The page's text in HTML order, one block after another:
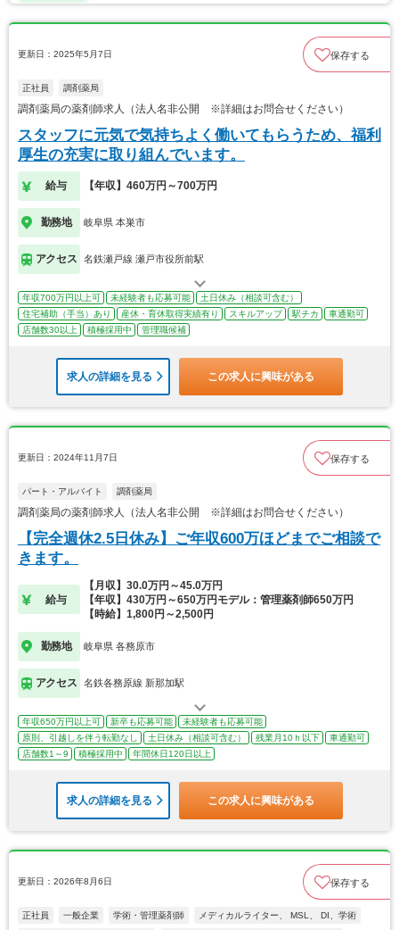
更新日：2025年5月7日 保存する
正社員 調剤薬局
調剤薬局の薬剤師求人（法人名非公開 ※詳細はお問合せください）
スタッフに元気で気持ちよく働いてもらうため、福利
厚生の充実に取り組んでいます。
給与 【年収】460万円～700万円
勤務地 岐阜県 本巣市
アクセス 名鉄瀬戸線 瀬戸市役所前駅
年収700万円以上可 未経験者も応募可能
土日休み（相談可含む）
住宅補助（手当）あり
産休・育休取得実績有り スキルアップ 駅チカ
車通勤可
店舗数30以上
積極採用中 管理職候補
求人の詳細を見る この求人に興味がある
更新日：2024年11月7日 保存する
パート・アルバイト 調剤薬局
調剤薬局の薬剤師求人（法人名非公開 ※詳細はお問合せください）
【完全週休2.5日休み】ご年収600万ほどまでご相談で
きます。
給与
【月収】30.0万円～45.0万円
【年収】430万円～650万円モデル：管理薬剤師650万円
【時給】1,800円～2,500円
勤務地 岐阜県 各務原市
アクセス 名鉄各務原線 新那加駅
年収650万円以上可 新卒も応募可能
未経験者も応募可能
原則、引越しを伴う転勤なし
土日休み（相談可含む） 残業月10ｈ以下
車通勤可
店舗数1～9
積極採用中 年間休日120日以上
求人の詳細を見る この求人に興味がある
更新日：2026年8月6日 保存する
正社員 一般企業 学術・管理薬剤師 メディカルライター、 MSL、 DI、学術